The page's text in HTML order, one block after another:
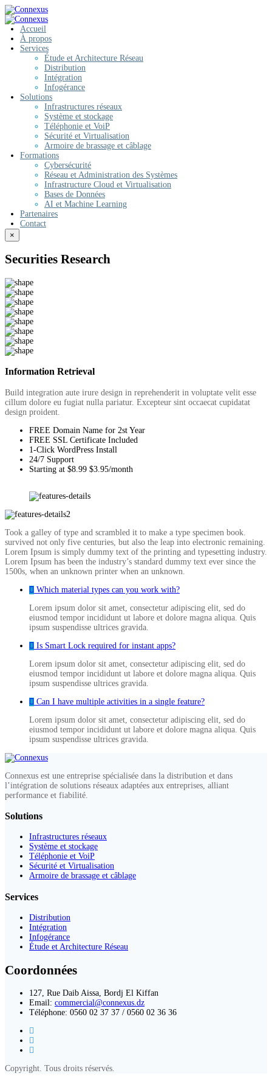
Accueil
À propos
Services
Étude et Architecture Réseau
Distribution
Intégration
Infogérance
Solutions
Infrastructures réseaux
Système et stockage
Téléphonie et VoiP
Sécurité et Virtualisation
Armoire de brassage et câblage
Formations
Cybersécurité
Réseau et Administration des Systèmes
Infrastructure Cloud et Virtualisation
Bases de Données
AI et Machine Learning
Partenaires
Contact
×
Securities Research
Information Retrieval
Build integration aute irure design in reprehenderit in voluptate velit esse
cillum dolore eu fugiat nulla pariatur. Excepteur sint occaecat cupidatat
design proident.
FREE Domain Name for 2st Year
FREE SSL Certificate Included
1-Click WordPress Install
24/7 Support
Starting at $8.99 $3.95/month
Took a galley of type and scrambled it to make a type specimen book.
survived not only five centuries, but also the leap into electronic remaining.
Lorem Ipsum is simply dummy text of the printing and typesetting industry.
Lorem Ipsum has been the industry’s standard dummy text ever since the
1500s, when an unknown printer when an unknown.
Which material types can you work with?
Lorem ipsum dolor sit amet, consectetur adipiscing elit, sed do
eiusmod tempor incididunt ut labore et dolore magna aliqua. Quis
ipsum suspendisse ultrices gravida.
Is Smart Lock required for instant apps?
Lorem ipsum dolor sit amet, consectetur adipiscing elit, sed do
eiusmod tempor incididunt ut labore et dolore magna aliqua. Quis
ipsum suspendisse ultrices gravida.
Can I have multiple activities in a single feature?
Lorem ipsum dolor sit amet, consectetur adipiscing elit, sed do
eiusmod tempor incididunt ut labore et dolore magna aliqua. Quis
ipsum suspendisse ultrices gravida.
Connexus est une entreprise spécialisée dans la distribution et dans
l’intégration de solutions réseaux adaptées aux entreprises, alliant
performance et fiabilité.
Solutions
Infrastructures réseaux
Système et stockage
Téléphonie et VoiP
Sécurité et Virtualisation
Armoire de brassage et câblage
Services
Distribution
Intégration
Infogérance
Étude et Architecture Réseau
Coordonnées
127, Rue Daib Aissa, Bordj El Kiffan
Email: commercial@connexus.dz
Téléphone: 0560 02 37 37 / 0560 02 36 36
Copyright. Tous droits réservés.